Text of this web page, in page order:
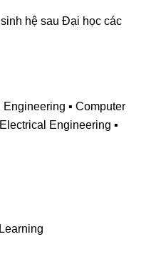
hệ sau Đại học các
▪ Computer
Engineering ▪